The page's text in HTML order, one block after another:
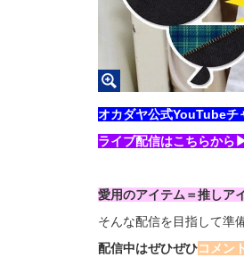
オカダヤ公式YouTube
ライブ配信はこちらから
愛用のアイテム＝推しア
そんな配信を目指して準
配信中はぜひぜひコメント